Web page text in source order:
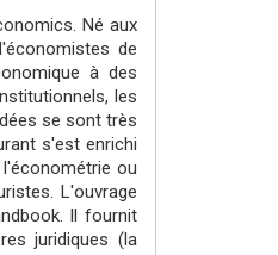
Né aux
de
à des
les
se sont très
s'est enrichi
ou
L'ouvrage
Il fournit
juridiques (la